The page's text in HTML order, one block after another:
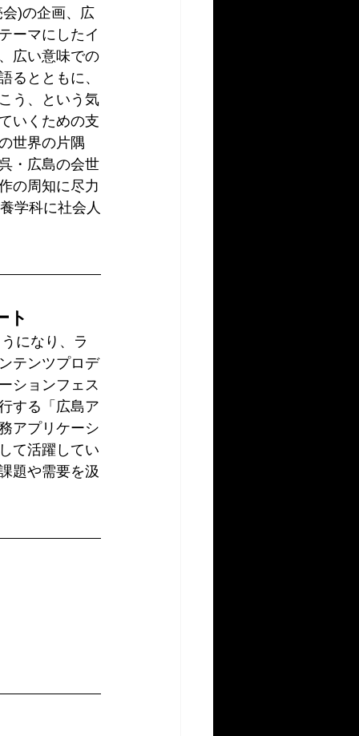
)の企画、広
ーマにしたイ
広い意味での
るとともに、
う、という気
いくための支
世界の片隅
・広島の会世
の周知に尽力
学科に社会人
ト
になり、ラ
テンツプロデ
ションフェス
する「広島ア
アプリケーシ
て活躍してい
題や需要を汲